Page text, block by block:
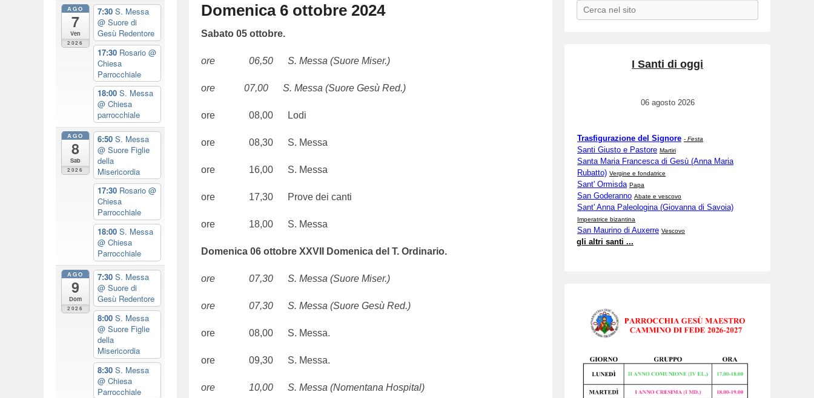
Domenica 6 ottobre 2024
P
s
e
n
5
1
/
2
2
b
w
b
Sabato 05 ottobre.
ore 06,50 S. Messa (Suore Miser.)
ore 07,00 S. Messa (Suore Gesù Red.)
ore 08,00 Lodi
ore 08,30 S. Messa
ore 16,00 S. Messa
ore 17,30 Prove dei canti
ore 18,00 S. Messa
Domenica 06 ottobre XXVII Domenica del T. Ordinario.
ore 07,30 S. Messa (Suore Miser.)
ore 07,30 S. Messa (Suore Gesù Red.)
ore 08,00 S. Messa.
ore 09,30 S. Messa.
ore 10,00 S. Messa (Nomentana Hospital)
Search
I Santi di oggi
06 agosto 2026
Trasfigurazione del Signore - Festa
Santi Giusto e Pastore Martiri
Santa Maria Francesca di Gesù (Anna Maria
Rubatto) Vergine e fondatrice
Sant' Ormisda Papa
San Goderanno Abate e vescovo
Sant' Anna Paleologina (Giovanna di Savoia)
Imperatrice bizantina
San Maurino di Auxerre Vescovo
gli altri santi ...
AGO
7
Ven
2026
7:30 S. Messa
@ Suore di
Gesù Redentore
17:30 Rosario @
Chiesa
Parrocchiale
18:00 S. Messa
@ Chiesa
parrocchiale
AGO
8
Sab
2026
6:50 S. Messa
@ Suore Figlie
della
Misericordia
17:30 Rosario @
Chiesa
Parrocchiale
18:00 S. Messa
@ Chiesa
Parrocchiale
AGO
9
Dom
2026
7:30 S. Messa
@ Suore di
Gesù Redentore
8:00 S. Messa
@ Suore Figlie
della
Misericordia
8:30 S. Messa
@ Chiesa
Parrocchiale